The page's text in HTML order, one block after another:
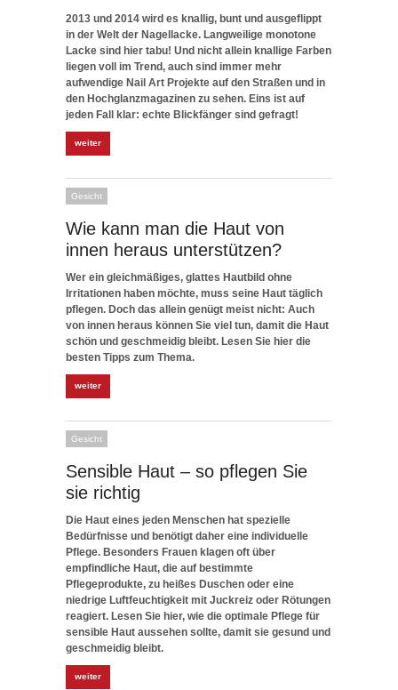
2013 und 2014 wird es knallig, bunt und ausgeflippt
in der Welt der Nagellacke. Langweilige monotone
Lacke sind hier tabu! Und nicht allein knallige Farben
liegen voll im Trend, auch sind immer mehr
aufwendige Nail Art Projekte auf den Straßen und in
den Hochglanzmagazinen zu sehen. Eins ist auf
jeden Fall klar: echte Blickfänger sind gefragt!
weiter
Gesicht
Wie kann man die Haut von
innen heraus unterstützen?
Wer ein gleichmäßiges, glattes Hautbild ohne
Irritationen haben möchte, muss seine Haut täglich
pflegen. Doch das allein genügt meist nicht: Auch
von innen heraus können Sie viel tun, damit die Haut
schön und geschmeidig bleibt. Lesen Sie hier die
besten Tipps zum Thema.
weiter
Gesicht
Sensible Haut – so pflegen Sie
sie richtig
Die Haut eines jeden Menschen hat spezielle
Bedürfnisse und benötigt daher eine individuelle
Pflege. Besonders Frauen klagen oft über
empfindliche Haut, die auf bestimmte
Pflegeprodukte, zu heißes Duschen oder eine
niedrige Luftfeuchtigkeit mit Juckreiz oder Rötungen
reagiert. Lesen Sie hier, wie die optimale Pflege für
sensible Haut aussehen sollte, damit sie gesund und
geschmeidig bleibt.
weiter